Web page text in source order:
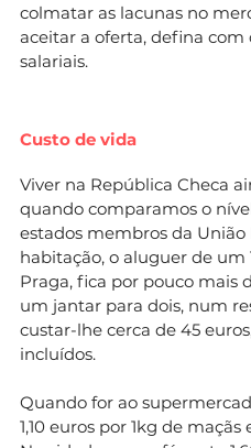
colmatar as lacunas no
aceitar a oferta, defina com
salariais.
Custo de vida
Viver na República Checa
quando comparamos o
estados membros da
habitação, o aluguer de
Praga, fica por pouco mais
um jantar para dois, num
custar-lhe cerca de 45
incluídos.
Quando for ao
1,10 euros por 1kg de